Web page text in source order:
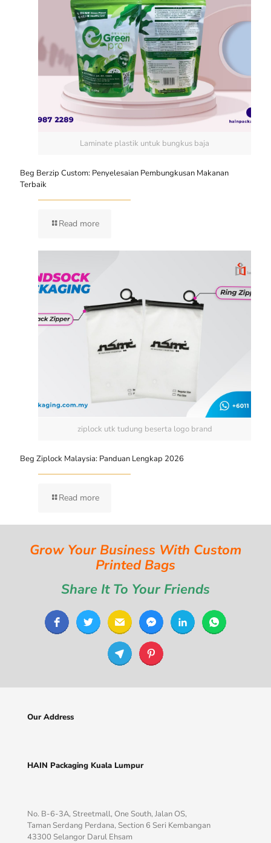
Laminate plastik untuk bungkus baja
Beg Berzip Custom: Penyelesaian Pembungkusan Makanan
Terbaik
Read more
ziplock utk tudung beserta logo brand
Beg Ziplock Malaysia: Panduan Lengkap 2026
Read more
Grow Your Business With Custom
Printed Bags
Share It To Your Friends
Our Address
HAIN Packaging Kuala Lumpur
No. B-6-3A, Streetmall, One South, Jalan OS,
Taman Serdang Perdana, Section 6 Seri Kembangan
43300 Selangor Darul Ehsam